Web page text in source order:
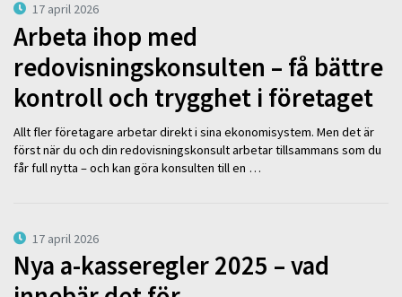
17 april 2026
Arbeta ihop med
redovisningskonsulten – få bättre
kontroll och trygghet i företaget
Allt fler företagare arbetar direkt i sina ekonomisystem. Men det är
först när du och din redovisningskonsult arbetar tillsammans som du
får full nytta – och kan göra konsulten till en …
17 april 2026
Nya a-kasseregler 2025 – vad